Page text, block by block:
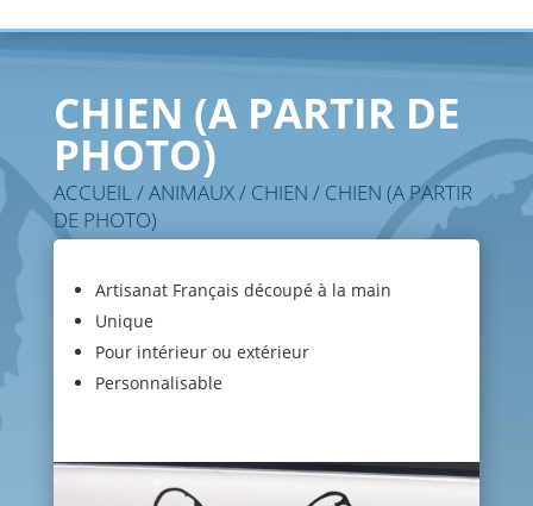
CHIEN (A PARTIR DE
PHOTO)
ACCUEIL/ANIMAUX/ CHIEN / CHIEN (A PARTIR
DE PHOTO)
Artisanat Français découpé à la main
Unique
Pour intérieur ou extérieur
Personnalisable